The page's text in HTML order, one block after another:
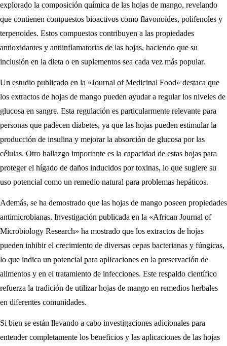
explorado la composición química de las hojas de mango, revelando
que contienen compuestos bioactivos como flavonoides, polifenoles y
terpenoides. Estos compuestos contribuyen a las propiedades
antioxidantes y antiinflamatorias de las hojas, haciendo que su
inclusión en la dieta o en suplementos sea cada vez más popular.
Un estudio publicado en la «Journal of Medicinal Food» destaca que
los extractos de hojas de mango pueden ayudar a regular los niveles de
glucosa en sangre. Esta regulación es particularmente relevante para
personas que padecen diabetes, ya que las hojas pueden estimular la
producción de insulina y mejorar la absorción de glucosa por las
células. Otro hallazgo importante es la capacidad de estas hojas para
proteger el hígado de daños inducidos por toxinas, lo que sugiere su
uso potencial como un remedio natural para problemas hepáticos.
Además, se ha demostrado que las hojas de mango poseen propiedades
antimicrobianas. Investigación publicada en la «African Journal of
Microbiology Research» ha mostrado que los extractos de hojas
pueden inhibir el crecimiento de diversas cepas bacterianas y fúngicas,
lo que indica un potencial para aplicaciones en la preservación de
alimentos y en el tratamiento de infecciones. Este respaldo científico
refuerza la tradición de utilizar hojas de mango en remedios herbales
en diferentes comunidades.
Si bien se están llevando a cabo investigaciones adicionales para
entender completamente los beneficios y las aplicaciones de las hojas